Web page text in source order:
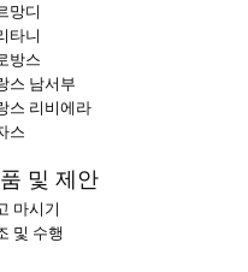
망디
타니
방스
스 남서부
스 리비에라
스
제품 및 제안
마시기
및 수행